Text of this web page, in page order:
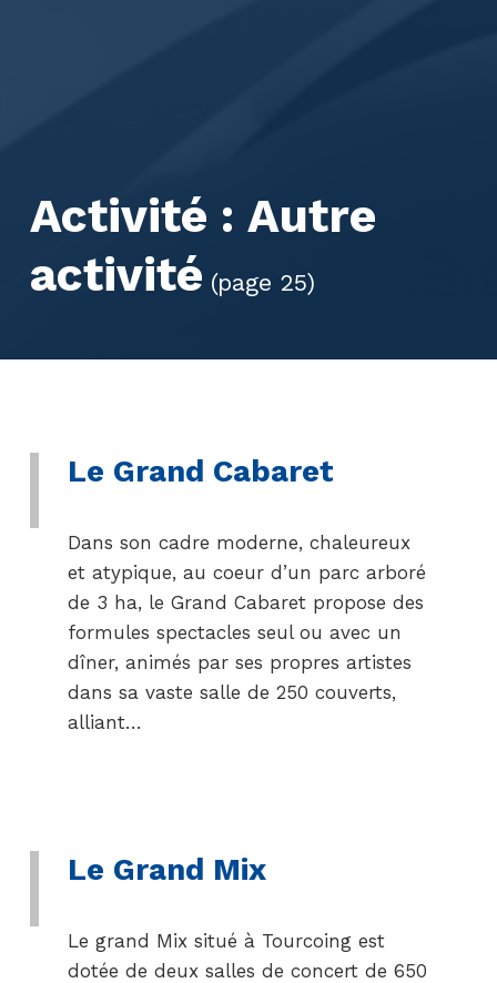
Activité : Autre
activité (page 25)
Le Grand Cabaret
Dans son cadre moderne, chaleureux
et atypique, au coeur d’un parc arboré
de 3 ha, le Grand Cabaret propose des
formules spectacles seul ou avec un
dîner, animés par ses propres artistes
dans sa vaste salle de 250 couverts,
alliant…
Le Grand Mix
Le grand Mix situé à Tourcoing est
dotée de deux salles de concert de 650